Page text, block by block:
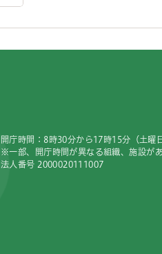
開庁時間：8時30分から17時15分（土曜
※一部、開庁時間が異なる組織、施設があ
法人番号 2000020111007